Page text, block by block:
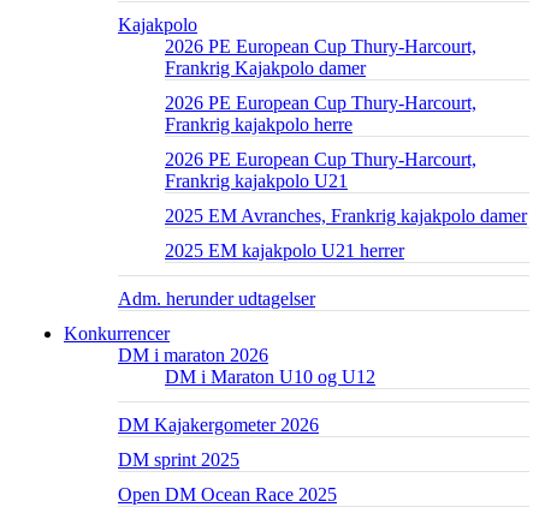
Kajakpolo
2026 PE European Cup Thury-Harcourt,
Frankrig Kajakpolo damer
2026 PE European Cup Thury-Harcourt,
Frankrig kajakpolo herre
2026 PE European Cup Thury-Harcourt,
Frankrig kajakpolo U21
2025 EM Avranches, Frankrig kajakpolo damer
2025 EM kajakpolo U21 herrer
Adm. herunder udtagelser
Konkurrencer
DM i maraton 2026
DM i Maraton U10 og U12
DM Kajakergometer 2026
DM sprint 2025
Open DM Ocean Race 2025